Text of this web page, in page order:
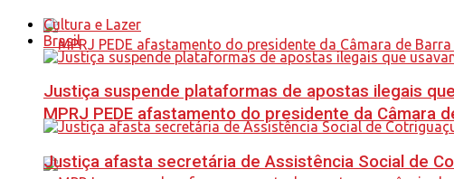
MPRJ PEDE afastamento do presidente da Câmara
Cultura e Lazer
Brasil
Justiça suspende plataformas de apostas ilegais
Justiça afasta secretária de Assistência Social de